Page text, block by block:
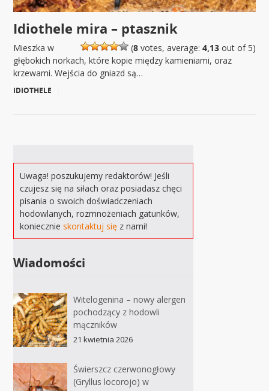
Idiothele mira – ptasznik
(8votes, average: 4,13out of 5)
Mieszka w
głębokich norkach, które kopie między kamieniami, oraz
krzewami. Wejścia do gniazd są…
IDIOTHELE
Uwaga! poszukujemy redaktorów! Jeśli
czujesz się na siłach oraz posiadasz chęci
pisania o swoich doświadczeniach
hodowlanych, rozmnożeniach gatunków,
koniecznieskontaktuj się z nami!
Wiadomości
Witelogenina – nowy alergen
pochodzący z hodowli
mączników
21 kwietnia 2026
Świerszcz czerwonogłowy
(Gryllus locorojo) w